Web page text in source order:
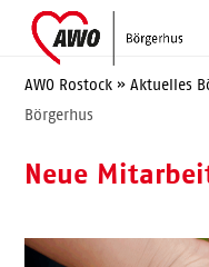
Skip
content
Open
mobile
menu
Close
mobile
menu
AWO Rostock »Aktuelles
Börgerhus
Neue